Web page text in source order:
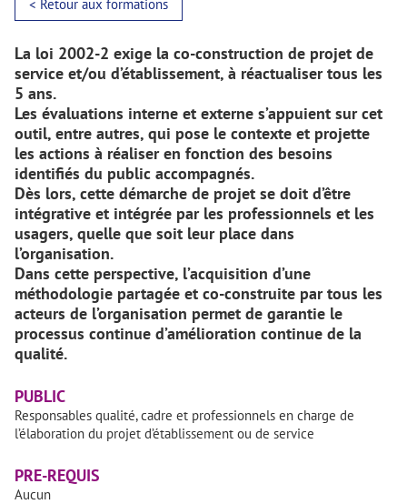
< Retour aux formations
La loi 2002-2 exige la co-construction de projet de
service et/ou d’établissement, à réactualiser tous les
5 ans.
Les évaluations interne et externe s’appuient sur cet
outil, entre autres, qui pose le contexte et projette
les actions à réaliser en fonction des besoins
identifiés du public accompagnés.
Dès lors, cette démarche de projet se doit d’être
intégrative et intégrée par les professionnels et les
usagers, quelle que soit leur place dans
l’organisation.
Dans cette perspective, l’acquisition d’une
méthodologie partagée et co-construite par tous les
acteurs de l’organisation permet de garantie le
processus continue d’amélioration continue de la
qualité.
PUBLIC
Responsables qualité, cadre et professionnels en charge de
l’élaboration du projet d’établissement ou de service
PRE-REQUIS
Aucun